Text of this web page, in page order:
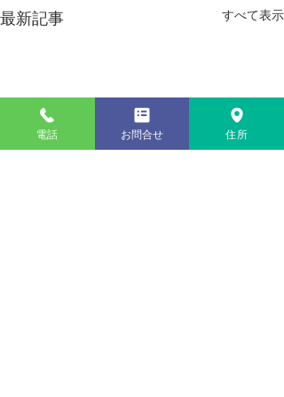
最新記事 すべて表示
電話 お問合せ 住所